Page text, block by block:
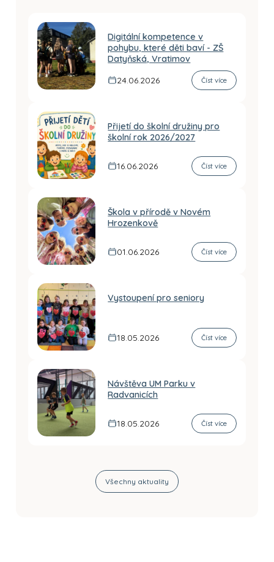
Digitální kompetence v
pohybu, které děti baví - ZŠ
Datyňská, Vratimov
24.06.2026
Číst více
Přijetí do školní družiny pro
školní rok 2026/2027
16.06.2026 Číst více
Škola v přírodě v Novém
Hrozenkově
01.06.2026 Číst více
Vystoupení pro seniory
18.05.2026 Číst více
Návštěva UM Parku v
Radvanicích
18.05.2026 Číst více
Všechny aktuality